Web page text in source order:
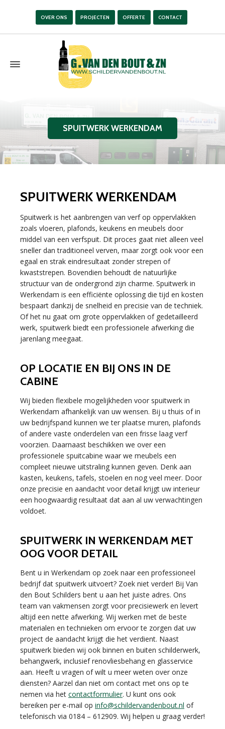
OVER ONS PROJECTEN OFFERTE CONTACT
SPUITWERK WERKENDAM
SPUITWERK WERKENDAM
Spuitwerk is het aanbrengen van verf op oppervlakken
zoals vloeren, plafonds, keukens en meubels door
middel van een verfspuit. Dit proces gaat niet alleen veel
sneller dan traditioneel verven, maar zorgt ook voor een
egaal en strak eindresultaat zonder strepen of
kwaststrepen. Bovendien behoudt de natuurlijke
structuur van de ondergrond zijn charme. Spuitwerk in
Werkendam is een efficiënte oplossing die tijd en kosten
bespaart dankzij de snelheid en precisie van de techniek.
Of het nu gaat om grote oppervlakken of gedetailleerd
werk, spuitwerk biedt een professionele afwerking die
jarenlang meegaat.
OP LOCATIE EN BIJ ONS IN DE
CABINE
Wij bieden flexibele mogelijkheden voor spuitwerk in
Werkendam afhankelijk van uw wensen. Bij u thuis of in
uw bedrijfspand kunnen we ter plaatse muren, plafonds
of andere vaste onderdelen van een frisse laag verf
voorzien. Daarnaast beschikken we over een
professionele spuitcabine waar we meubels een
compleet nieuwe uitstraling kunnen geven. Denk aan
kasten, keukens, tafels, stoelen en nog veel meer. Door
onze precisie en aandacht voor detail krijgt uw interieur
een hoogwaardig resultaat dat aan al uw verwachtingen
voldoet.
SPUITWERK IN WERKENDAM MET
OOG VOOR DETAIL
Bent u in Werkendam op zoek naar een professioneel
bedrijf dat spuitwerk uitvoert? Zoek niet verder! Bij Van
den Bout Schilders bent u aan het juiste adres. Ons
team van vakmensen zorgt voor precisiewerk en levert
altijd een nette afwerking. Wij werken met de beste
materialen en technieken om ervoor te zorgen dat uw
project de aandacht krijgt die het verdient. Naast
spuitwerk bieden wij ook binnen en buiten schilderwerk,
behangwerk, inclusief renovliesbehang en glasservice
aan. Heeft u vragen of wilt u meer weten over onze
diensten? Aarzel dan niet om contact met ons op te
nemen via het contactformulier. U kunt ons ook
bereiken per e-mail op info@schildervandenbout.nl of
telefonisch via 0184 – 612909. Wij helpen u graag verder!